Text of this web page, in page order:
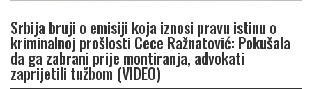
Srbija bruji o emisiji koja iznosi pravu istinu o
kriminalnoj prošlosti Cece Ražnatović: Pokušala
da ga zabrani prije montiranja, advokati
zaprijetili tužbom (VIDEO)